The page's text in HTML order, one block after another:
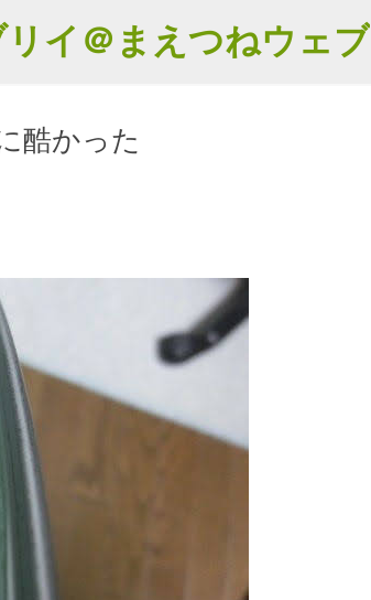
スキップしてメイン コンテンツに移動
イ＠まえつねウェブ
酷かった